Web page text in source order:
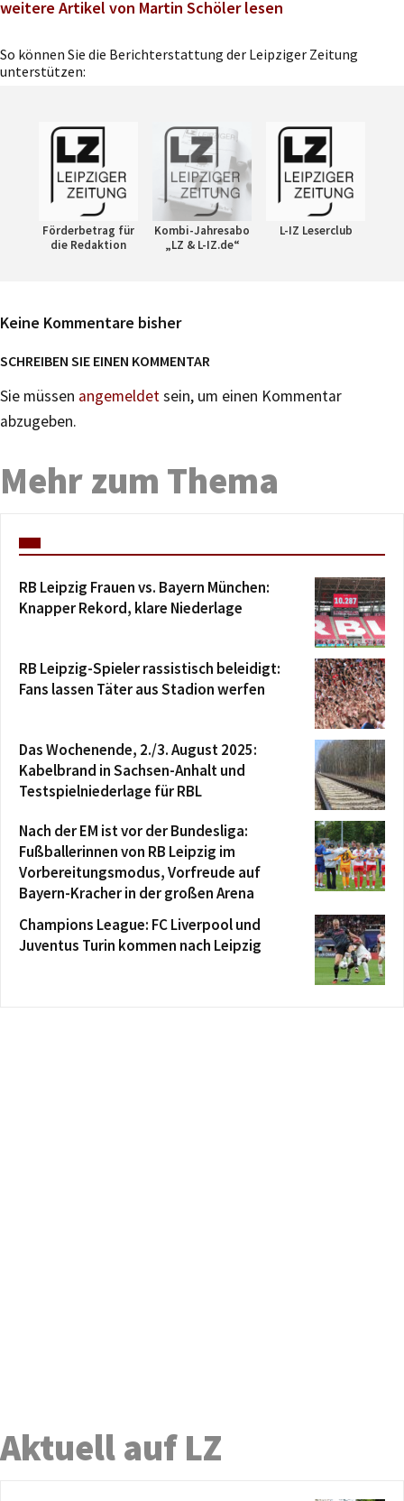
weitere Artikel von Martin Schöler lesen
So können Sie die Berichterstattung der Leipziger Zeitung
unterstützen:
Förderbetrag für
die Redaktion
Kombi-Jahresabo
„LZ & L-IZ.de“
L-IZ Leserclub
Keine Kommentare bisher
SCHREIBEN SIE EINEN KOMMENTAR
Sie müssen angemeldetsein, um einen Kommentar
abzugeben.
Mehr zum Thema
RB Leipzig Frauen vs. Bayern München:
Knapper Rekord, klare Niederlage
RB Leipzig-Spieler rassistisch beleidigt:
Fans lassen Täter aus Stadion werfen
Das Wochenende, 2./3. August 2025:
Kabelbrand in Sachsen-Anhalt und
Testspielniederlage für RBL
Nach der EM ist vor der Bundesliga:
Fußballerinnen von RB Leipzig im
Vorbereitungsmodus, Vorfreude auf
Bayern-Kracher in der großen Arena
Champions League: FC Liverpool und
Juventus Turin kommen nach Leipzig
Aktuell auf LZ